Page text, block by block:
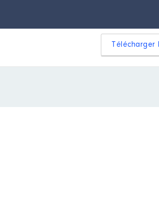
Télécharger